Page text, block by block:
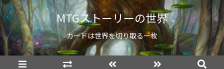
MTGストーリーの世界
カードは世界を切り取る一枚